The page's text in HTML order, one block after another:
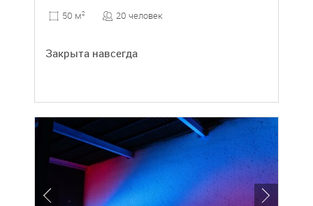
50 м2 20 человек
Закрыта навсегда